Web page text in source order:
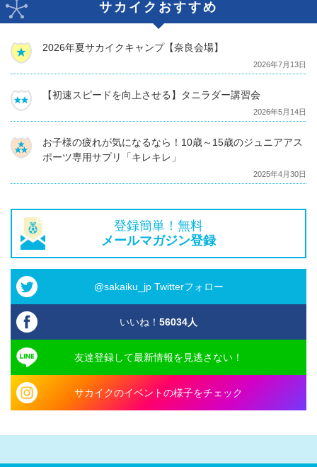
サカイクおすすめ
2026年夏サカイクキャンプ【奈良会場】
2026年7月13日
【初速スピードを向上させる】タニラダー講習会
2026年5月14日
お子様の疲れが気になるなら！10歳～15歳のジュニアアス
ポーツ専用サプリ「キレキレ」
2025年4月30日
登録簡単！無料
メールマガジン登録
@sakaiku_jp Twitterフォロー
いいね！ 56034人
友達登録して最新情報を見逃さない！
サカイクのイベントの様子をチェック